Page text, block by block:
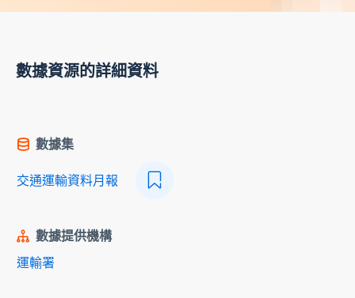
數據資源的詳細資料
數據集
交通運輸資料月報
數據提供機構
運輸署